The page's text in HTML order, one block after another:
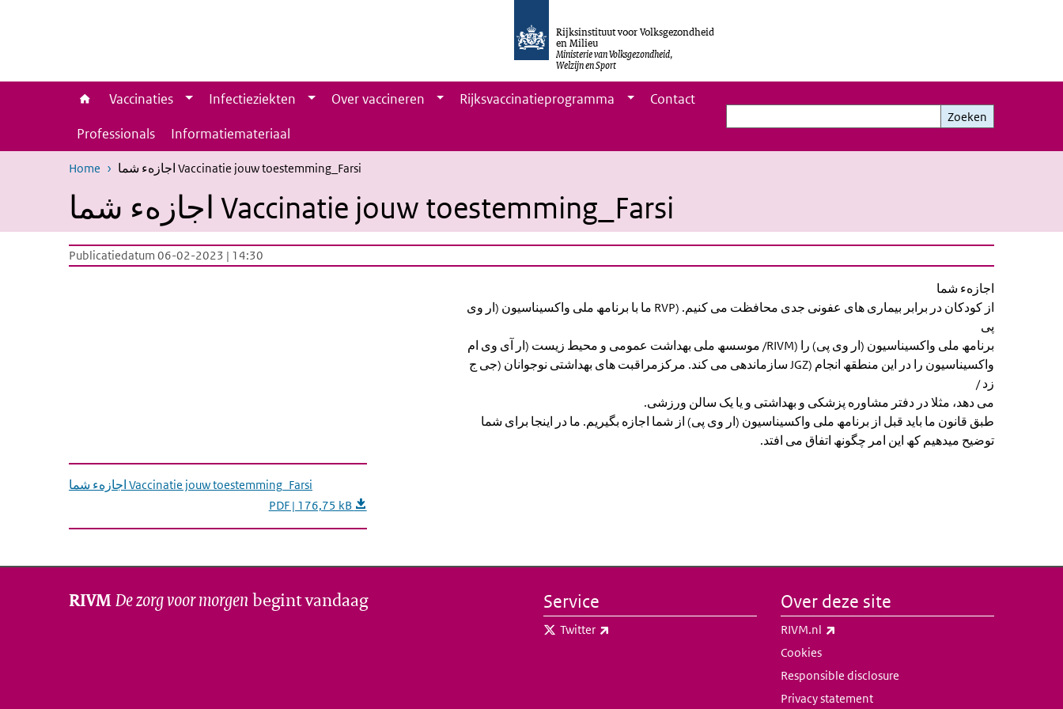
Rijksinstituut voor Volksgezondheid
en Milieu
Ministerie van Volksgezondheid,
Welzijn en Sport
Vaccinaties Infectieziekten Over vaccineren Rijksvaccinatieprogramma
Contact
Professionals
Informatiemateriaal
Zoeken
Zoeken
Home اجازهء شما Vaccinatie jouw toestemming_Farsi
اجازهء شما Vaccinatie jouw toestemming_Farsi
Publicatiedatum 06-02-2023 | 14:30
اجازهء شما
از کودکان در برابر بیماری ھای عفونی جدی محافظت می کنیم. (RVP ما با برنامھ ملی واکسیناسیون (ار وی
پی
برنامھ ملی واکسیناسیون (ار وی پی) را (RIVM/ موسسھ ملی بھداشت عمومی و محیط زیست (ار آی وی ام
واکسیناسیون را در این منطقھ انجام (JGZ سازماندھی می کند. مرکزمراقبت ھای بھداشتی نوجوانان (جی ج
زد /
می دھد، مثلا در دفتر مشاوره پزشکی و بھداشتی و یا یک سالن ورزشی.
طبق قانون ما باید قبل از برنامھ ملی واکسیناسیون (ار وی پی) از شما اجازه بگیریم. ما در اینجا برای شما
توضیح میدھیم کھ این امر چگونھ اتفاق می افتد.
اجازهء شما Vaccinatie jouw toestemming_Farsi
PDF | 176,75 kB
RIVMDe zorg voor morgen begint vandaag Service
Twitter
Over deze site
RIVM.nl
Cookies
Responsible disclosure
Privacy statement